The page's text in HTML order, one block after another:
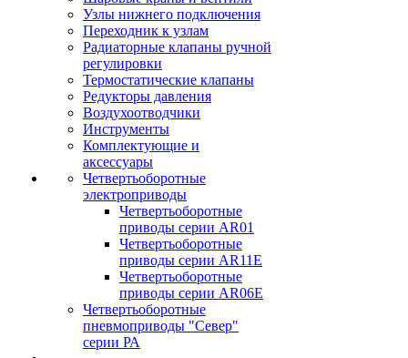
Узлы нижнего подключения
Переходник к узлам
Радиаторные клапаны ручной
регулировки
Термостатические клапаны
Редукторы давления
Воздухоотводчики
Инструменты
Комплектующие и
аксессуары
Четвертьоборотные
электроприводы
Четвертьоборотные
приводы серии AR01
Четвертьоборотные
приводы серии AR11E
Четвертьоборотные
приводы серии AR06E
Четвертьоборотные
пневмоприводы "Север"
серии РА